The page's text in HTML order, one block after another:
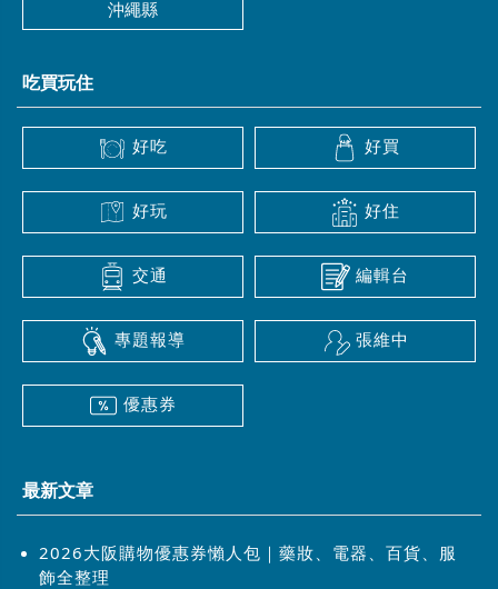
沖繩縣
吃買玩住
好吃 好買
好玩 好住
交通 編輯台
專題報導 張維中
優惠券
最新文章
2026大阪購物優惠券懶人包｜藥妝、電器、百貨、服
飾全整理